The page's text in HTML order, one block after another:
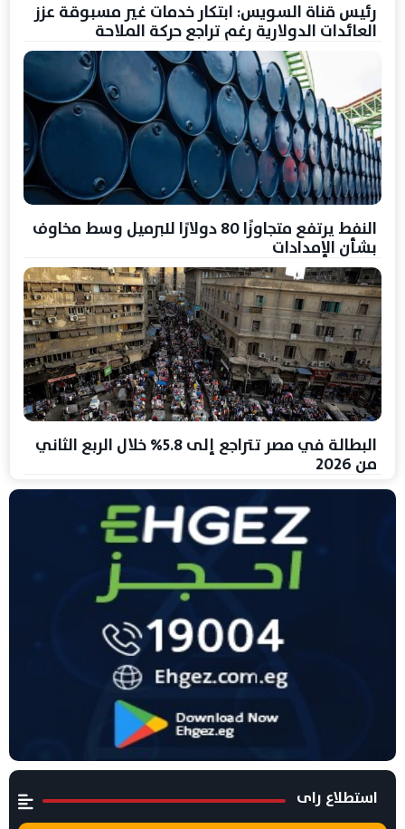
رئيس قناة السويس: ابتكار خدمات غير مسبوقة عزز
العائدات الدولارية رغم تراجع حركة الملاحة
النفط يرتفع متجاوزًا 80 دولارًا للبرميل وسط مخاوف
بشأن الإمدادات
البطالة في مصر تتراجع إلى 5.8% خلال الربع الثاني
من 2026
استطلاع راى